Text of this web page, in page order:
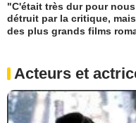
"C'était très dur pour
détruit par la critique,
des plus grands films
Acteurs et